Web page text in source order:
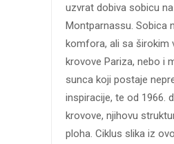
uzvrat dobiva sobicu
Montparnassu. Sobica
komfora, ali sa širokim
krovove Pariza, nebo i
sunca koji postaje
inspiracije, te od 1966.
krovove, njihovu
ploha. Ciklus slika iz